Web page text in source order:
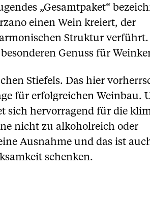
„Gesamtpaket“
einen Wein kreiert, der
Struktur verführt.
Genuss für
Stiefels. Das hier
für erfolgreichen Weinbau.
sich hervorragend für die
nicht zu alkoholreich oder
Ausnahme und das ist
schenken.